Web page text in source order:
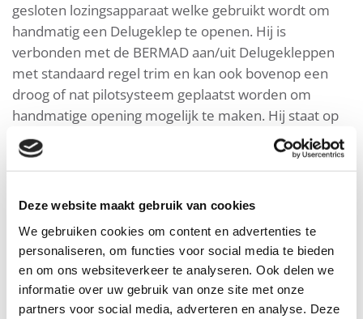
Deze website maakt gebruik van cookies
We gebruiken cookies om content en advertenties te
personaliseren, om functies voor social media te bieden
en om ons websiteverkeer te analyseren. Ook delen we
informatie over uw gebruik van onze site met onze
partners voor social media, adverteren en analyse. Deze
gesloten lozingsapparaat welke gebruikt wordt om
handmatig een Delugeklep te openen. Hij is
verbonden met de BERMAD aan/uit Delugekleppen
met standaard regel trim en kan ook bovenop een
droog of nat pilotsysteem geplaatst worden om
handmatige opening mogelijk te maken. Hij staat op
de UL-lijst als een speciaal brandveiligheidssysteem.
Downloads